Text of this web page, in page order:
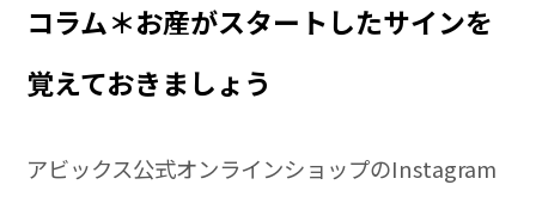
コラム＊お産がスタートしたサインを
覚えておきましょう
アビックス公式オンラインショップのInstagram